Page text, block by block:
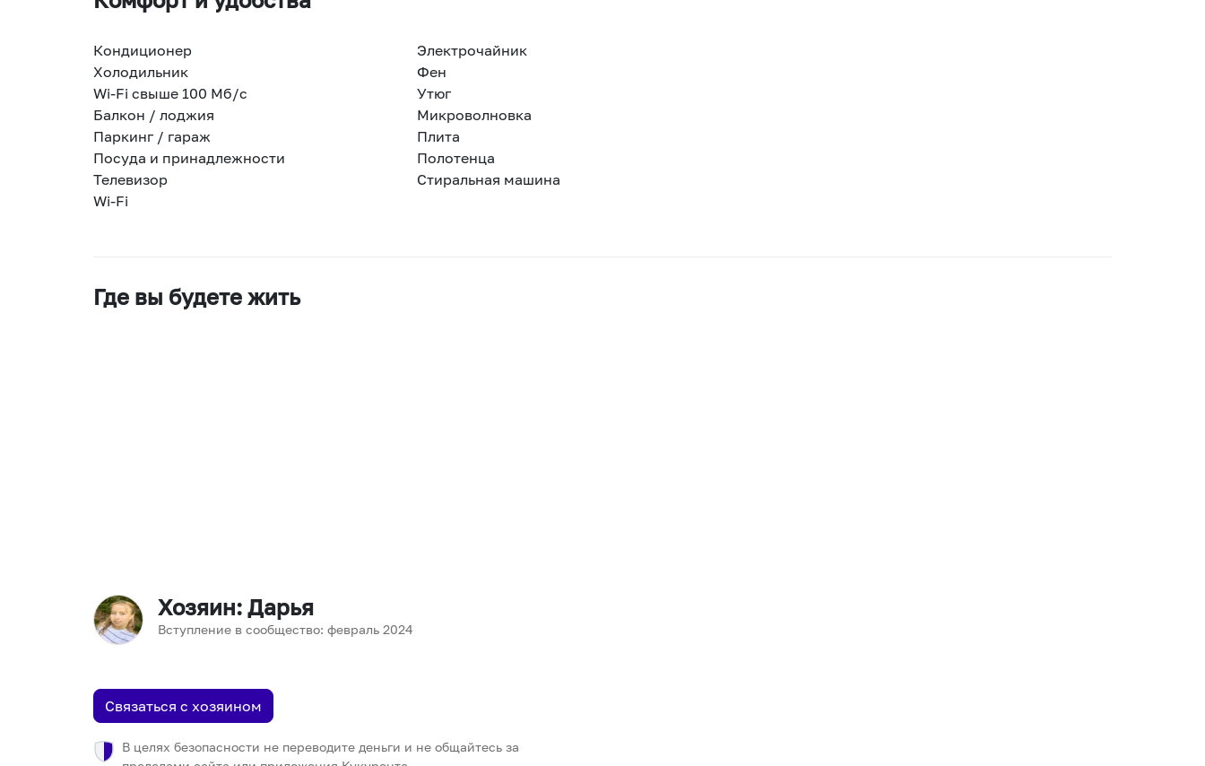
Кондиционер
Электрочайник
Холодильник
Фен
Wi-Fi свыше 100 Мб/с
Утюг
Балкон / лоджия
Микроволновка
Паркинг / гараж
Плита
Посуда и принадлежности
Полотенца
Телевизор
Стиральная машина
Wi-Fi
Где вы будете жить
Хозяин: Дарья
Вступление в сообщество: февраль 2024
Связаться с хозяином
В целях безопасности не переводите деньги и не общайтесь за